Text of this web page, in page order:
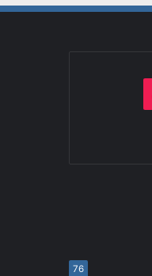
76